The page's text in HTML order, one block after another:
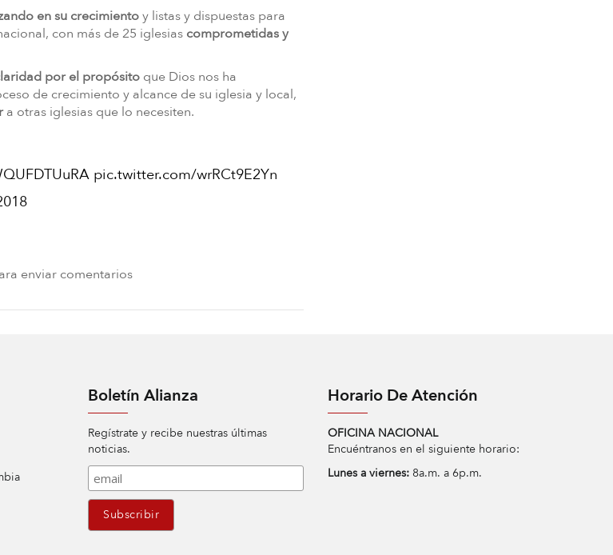
en su crecimientoy listas y dispuestas para
con más de 25 iglesias comprometidas y
por el propósito que Dios nos ha
de crecimiento y alcance de su iglesia y local,
a otras iglesias que lo necesiten.
pic.twitter.com/wrRCt9E2Yn
enviar comentarios
Boletín Alianza
Regístrate y recibe nuestras últimas
noticias.
Horario De Atención
OFICINA NACIONAL
Encuéntranos en el siguiente horario:
Lunes a viernes: 8a.m. a 6p.m.